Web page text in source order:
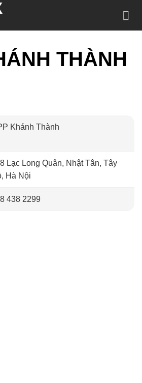
THÀNH
Khánh Thành
Lạc Long Quân, Nhật Tân, Tây
Hà Nội
438 2299